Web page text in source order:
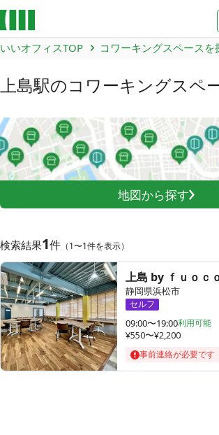
よくあるご質問
法人での利用
いいオフィス（コワーキングスペース）
いい会議室（会議室専用スペース）
FCオーナー募集
コワーキング運営DXシステム
E Solution
その他
いいオフィスTOP コワーキングスペースを
上島駅のコワーキングスペ
地図から探す
検索結果1件 （1〜1件を表示）
上島 by ｆｕｏｃ
静岡県浜松市
セルフ
09:00〜19:00利用可能
¥550〜¥2,200
事前連絡が必要です